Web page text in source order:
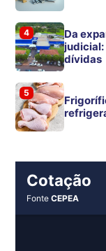
4
Da
judicial:
dívidas
5
Cotação
FonteCEPEA